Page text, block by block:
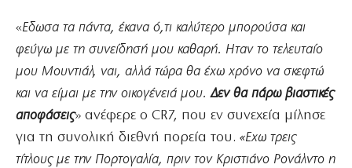
«Εδωσα τα πάντα, έκανα ό,τι καλύτερο μπορούσα και
φεύγω με τη συνείδησή μου καθαρή. Ηταν το τελευταίο
μου Μουντιάλ, ναι, αλλά τώρα θα έχω χρόνο να σκεφτώ
και να είμαι με την οικογένειά μου.Δεν θα πάρω βιαστικές
αποφάσεις» ανέφερε ο CR7, που εν συνεχεία μίλησε
για τη συνολική διεθνή πορεία του. «Εχω τρεις
τίτλους με την Πορτογαλία, πριν τον Κριστιάνο Ρονάλντο η